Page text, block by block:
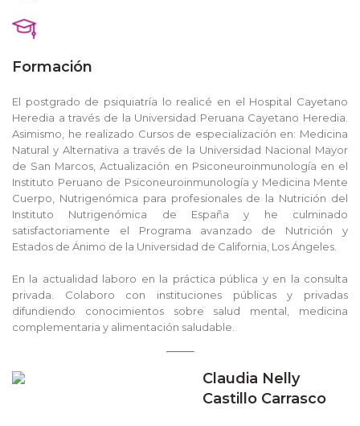
Formación
El postgrado de psiquiatría lo realicé en el Hospital Cayetano
Heredia a través de la Universidad Peruana Cayetano Heredia.
Asimismo, he realizado Cursos de especialización en: Medicina
Natural y Alternativa a través de la Universidad Nacional Mayor
de San Marcos, Actualización en Psiconeuroinmunología en el
Instituto Peruano de Psiconeuroinmunología y Medicina Mente
Cuerpo, Nutrigenómica para profesionales de la Nutrición del
Instituto Nutrigenómica de España y he culminado
satisfactoriamente el Programa avanzado de Nutrición y
Estados de Ánimo de la Universidad de California, Los Ángeles.
En la actualidad laboro en la práctica pública y en la consulta
privada. Colaboro con instituciones públicas y privadas
difundiendo conocimientos sobre salud mental, medicina
complementaria y alimentación saludable.
Claudia Nelly
Castillo Carrasco